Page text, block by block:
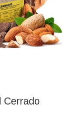
Cerrado